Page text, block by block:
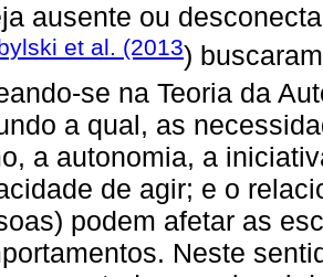
ausente ou
et al. (2013)
se na Teoria da
a qual, as
a autonomia, a
de agir; e o
podem afetar as
Neste